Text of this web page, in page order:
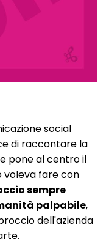
social
di raccontare la
pone al centro il
voleva fare con
sempre
palpabile,
dell'azienda